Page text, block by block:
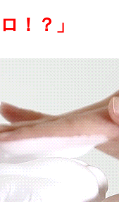
！？」